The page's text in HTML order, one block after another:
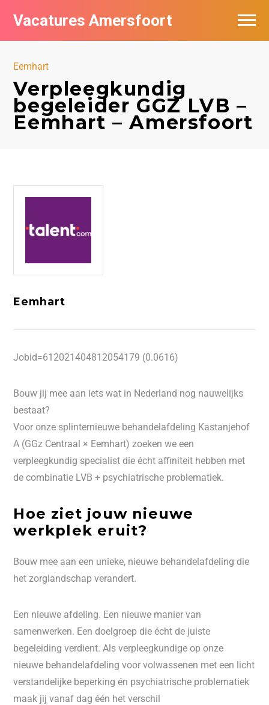
Vacatures Amersfoort
Eemhart
Verpleegkundig
begeleider GGZ LVB –
Eemhart – Amersfoort
Eemhart
Jobid=612021404812054179 (0.0616)
Bouw jij mee aan iets wat in Nederland nog nauwelijks
bestaat?
Voor onze splinternieuwe behandelafdeling Kastanjehof
A (GGz Centraal × Eemhart) zoeken we een
verpleegkundig specialist die écht affiniteit hebben met
de combinatie LVB + psychiatrische problematiek.
Hoe ziet jouw nieuwe
werkplek eruit?
Bouw mee aan een unieke, nieuwe behandelafdeling die
het zorglandschap verandert.
Een nieuwe afdeling. Een nieuwe manier van
samenwerken. Een doelgroep die écht de juiste
begeleiding verdient. Als verpleegkundige op onze
nieuwe behandelafdeling voor volwassenen met een licht
verstandelijke beperking én psychiatrische problematiek
maak jij vanaf dag één het verschil
Vacatures per bedrijf
Nieuwsbrief feed